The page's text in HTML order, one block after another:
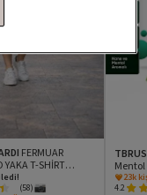
FERMUAR
YAKA T-SHİRT
yapılıyor!
(58)
Mentol
-
23k
23k
4.2